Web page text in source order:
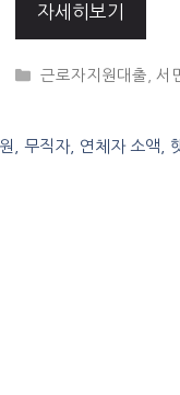
자세히보기
CATEGORIES
근로자지원대출 ,서
, 무직자, 연체자 소액,